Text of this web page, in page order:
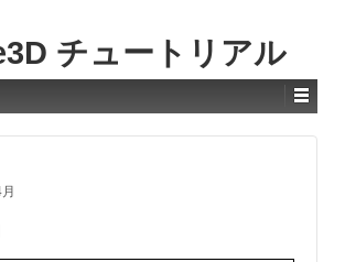
チュートリアル